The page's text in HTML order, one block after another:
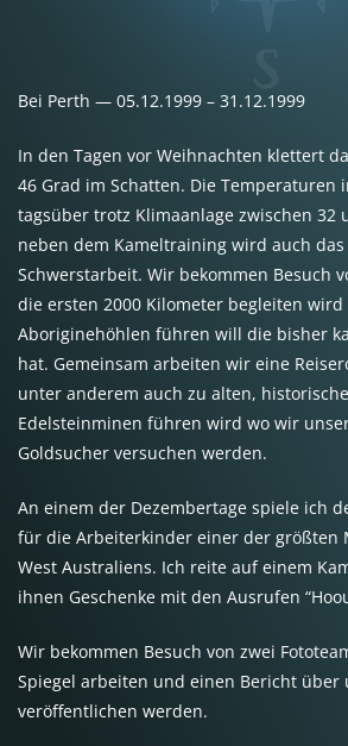
Bei Perth — 05.12.1999 – 31.12.1999
In den Tagen vor Weihnachten klettert
46 Grad im Schatten. Die Temperaturen
tagsüber trotz Klimaanlage zwischen 32
neben dem Kameltraining wird auch
Schwerstarbeit. Wir bekommen Besuch
die ersten 2000 Kilometer begleiten
Aboriginehöhlen führen will die bisher
hat. Gemeinsam arbeiten wir eine
unter anderem auch zu alten,
Edelsteinminen führen wird wo wir
Goldsucher versuchen werden.
An einem der Dezembertage spiele ich
für die Arbeiterkinder einer der größten
West Australiens. Ich reite auf einem
ihnen Geschenke mit den Ausrufen
Wir bekommen Besuch von zwei
Spiegel arbeiten und einen Bericht über
veröffentlichen werden.